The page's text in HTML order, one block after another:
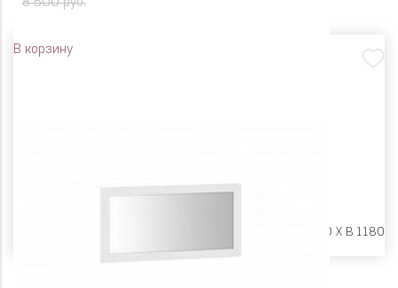
8 500 руб.
В корзину
Ш 750 X Г 20 X В 1180